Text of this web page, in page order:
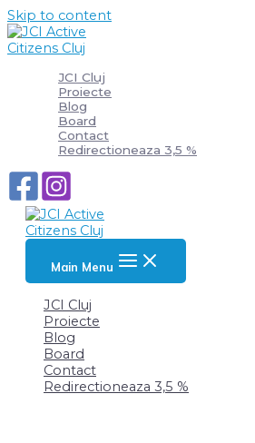
Skip to content
JCI Cluj
Proiecte
Blog
Board
Contact
Redirectioneaza 3,5 %
Main Menu
JCI Cluj
Proiecte
Blog
Board
Contact
Redirectioneaza 3,5 %